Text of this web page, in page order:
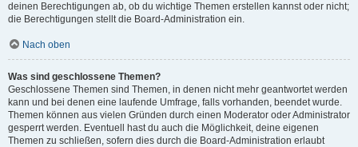
deinen Berechtigungen ab, ob du wichtige Themen erstellen kannst oder nicht;
die Berechtigungen stellt die Board-Administration ein.
Nach oben
Was sind geschlossene Themen?
Geschlossene Themen sind Themen, in denen nicht mehr geantwortet werden
kann und bei denen eine laufende Umfrage, falls vorhanden, beendet wurde.
Themen können aus vielen Gründen durch einen Moderator oder Administrator
gesperrt werden. Eventuell hast du auch die Möglichkeit, deine eigenen
Themen zu schließen, sofern dies durch die Board-Administration erlaubt